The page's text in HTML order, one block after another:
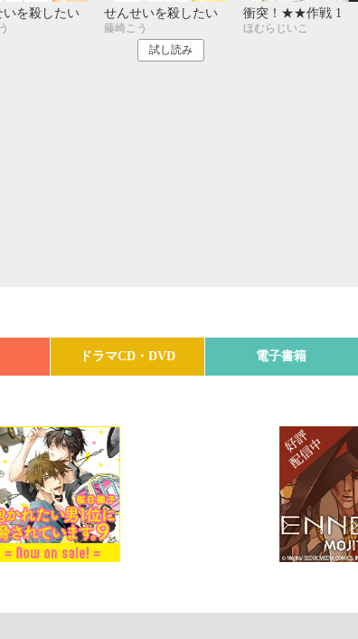
いを殺したい せんせいを殺したい
藤崎こう
試し読み
衝突！★★作戦 1
ほむらじいこ
ドラマCD・DVD 電子書籍